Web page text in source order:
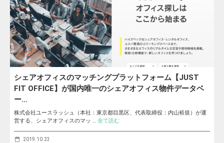
シェアオフィスのマッチングプラットフォーム【JUST
FIT OFFICE】が国内唯一のシェアオフィス物件データベ
ー…
株式会社ユースラッシュ（本社：東京都目黒区、代表取締役：内山裕規）が運
営する、シェアオフィスのマッ … 全て読む
2019.10.23